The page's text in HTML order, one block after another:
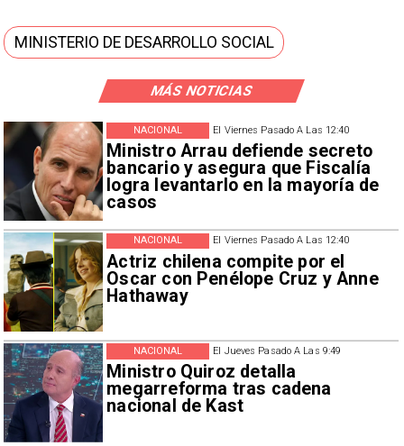
MÁS NOTICIAS
El Viernes Pasado A Las 12:40
Ministro Arrau defiende secreto
bancario y asegura que Fiscalía
logra levantarlo en la mayoría de
casos
NACIONAL
El Viernes Pasado A Las 12:40
Actriz chilena compite por el
Oscar con Penélope Cruz y Anne
Hathaway
NACIONAL
El Jueves Pasado A Las 9:49
Ministro Quiroz detalla
megarreforma tras cadena
nacional de Kast
NACIONAL
MINISTERIO DE DESARROLLO SOCIAL